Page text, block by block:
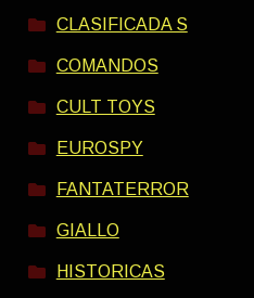
CLASIFICADA S
COMANDOS
CULT TOYS
EUROSPY
FANTATERROR
GIALLO
HISTORICAS